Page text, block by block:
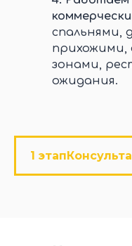
спальнями,
прихожими,
зонами,
ожидания.